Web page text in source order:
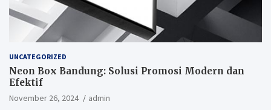
UNCATEGORIZED
Neon Box Bandung: Solusi Promosi Modern dan
Efektif
November 26, 2024 admin